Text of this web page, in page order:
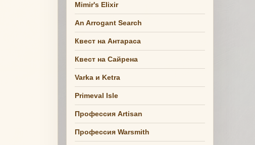
Mimir's Elixir
An Arrogant Search
Квест на Антараса
Квест на Сайрена
Varka и Ketra
Primeval Isle
Профессия Artisan
Профессия Warsmith